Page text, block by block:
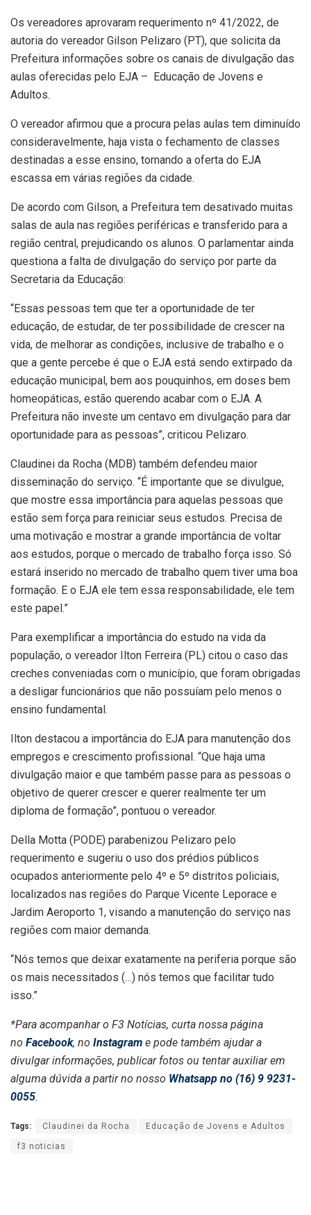
Os vereadores aprovaram requerimento nº 41/2022, de
autoria do vereador Gilson Pelizaro (PT), que solicita da
Prefeitura informações sobre os canais de divulgação das
aulas oferecidas pelo EJA – Educação de Jovens e
Adultos.
O vereador afirmou que a procura pelas aulas tem diminuído
consideravelmente, haja vista o fechamento de classes
destinadas a esse ensino, tornando a oferta do EJA
escassa em várias regiões da cidade.
De acordo com Gilson, a Prefeitura tem desativado muitas
salas de aula nas regiões periféricas e transferido para a
região central, prejudicando os alunos. O parlamentar ainda
questiona a falta de divulgação do serviço por parte da
Secretaria da Educação:
“Essas pessoas tem que ter a oportunidade de ter
educação, de estudar, de ter possibilidade de crescer na
vida, de melhorar as condições, inclusive de trabalho e o
que a gente percebe é que o EJA está sendo extirpado da
educação municipal, bem aos pouquinhos, em doses bem
homeopáticas, estão querendo acabar com o EJA. A
Prefeitura não investe um centavo em divulgação para dar
oportunidade para as pessoas”, criticou Pelizaro.
Claudinei da Rocha (MDB) também defendeu maior
disseminação do serviço. “É importante que se divulgue,
que mostre essa importância para aquelas pessoas que
estão sem força para reiniciar seus estudos. Precisa de
uma motivação e mostrar a grande importância de voltar
aos estudos, porque o mercado de trabalho força isso. Só
estará inserido no mercado de trabalho quem tiver uma boa
formação. E o EJA ele tem essa responsabilidade, ele tem
este papel.”
Para exemplificar a importância do estudo na vida da
população, o vereador Ilton Ferreira (PL) citou o caso das
creches conveniadas com o município, que foram obrigadas
a desligar funcionários que não possuíam pelo menos o
ensino fundamental.
Ilton destacou a importância do EJA para manutenção dos
empregos e crescimento profissional. “Que haja uma
divulgação maior e que também passe para as pessoas o
objetivo de querer crescer e querer realmente ter um
diploma de formação”, pontuou o vereador.
Della Motta (PODE) parabenizou Pelizaro pelo
requerimento e sugeriu o uso dos prédios públicos
ocupados anteriormente pelo 4º e 5º distritos policiais,
localizados nas regiões do Parque Vicente Leporace e
Jardim Aeroporto 1, visando a manutenção do serviço nas
regiões com maior demanda.
“Nós temos que deixar exatamente na periferia porque são
os mais necessitados (…) nós temos que facilitar tudo
isso.”
*Para acompanhar o F3 Notícias, curta nossa página
no Facebook, no Instagram e pode também ajudar a
divulgar informações, publicar fotos ou tentar auxiliar em
alguma dúvida a partir no nosso Whatsapp no (16) 9 9231-
0055.
Tags: Claudinei da Rocha Educação de Jovens e Adultos
f3 noticias